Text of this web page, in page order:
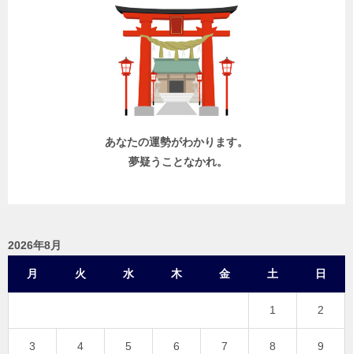
あなたの運勢がわかります。
夢疑うことなかれ。
2026年8月
月 火 水 木 金 土 日
1 2
3 4 5 6 7 8 9